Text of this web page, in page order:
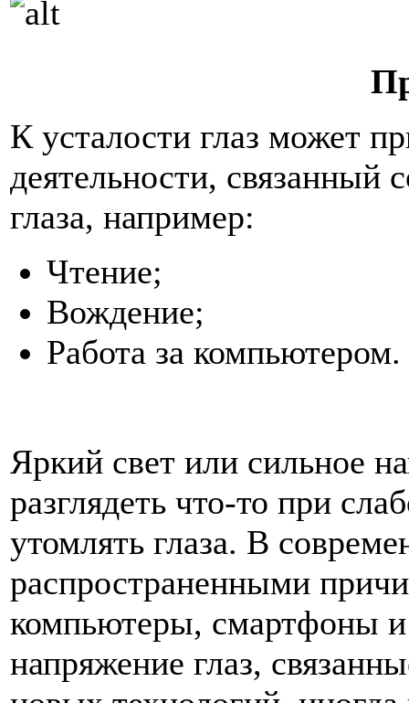
К усталости глаз может
деятельности, связанный
глаза, например:
Чтение;
Вождение;
Работа за компьютером.
Яркий свет или сильное
разглядеть что-то при
утомлять глаза. В
распространенными
компьютеры, смартфоны
напряжение глаз,